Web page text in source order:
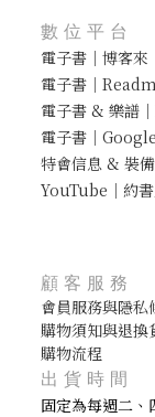
數位平台
電子書｜博客來
電子書｜
電子書 & 樂譜
電子書｜
特會信息 & 裝
YouTube｜約
顧客服務
會員服務與隱私
購物須知與退換
購物流程
出貨時間
固定為每週二、